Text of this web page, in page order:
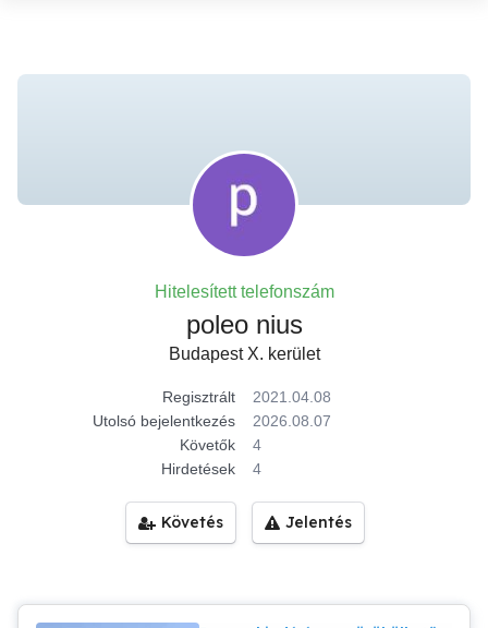
Hitelesített telefonszám
poleo nius
Budapest X. kerület
Regisztrált
2021.04.08
Utolsó bejelentkezés
2026.08.07
Követők
4
Hirdetések
4
Követés Jelentés